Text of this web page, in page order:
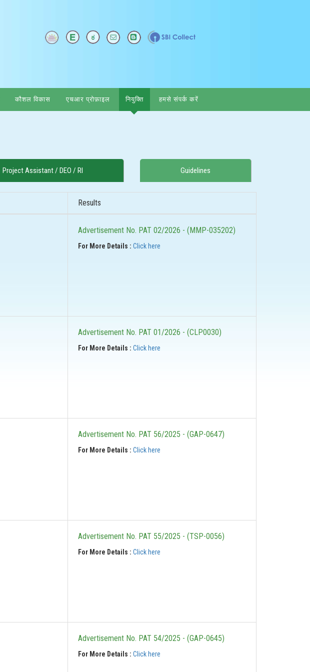
कौशल विकास एचआर प्रोफ़ाइल नियुक्ति हमसे संपर्क करें
Project Assistant / DEO / RI Guidelines
Results
Advertisement No. PAT 02/2026 - (MMP-035202)
For More Details : Click here
Advertisement No. PAT 01/2026 - (CLP0030)
For More Details : Click here
Advertisement No. PAT 56/2025 - (GAP-0647)
For More Details : Click here
Advertisement No. PAT 55/2025 - (TSP-0056)
For More Details : Click here
Advertisement No. PAT 54/2025 - (GAP-0645)
For More Details : Click here